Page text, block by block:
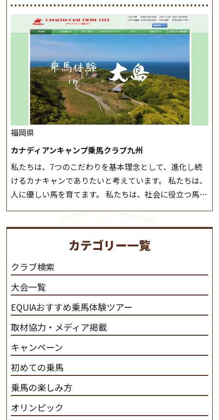
が、落雷・強風等のより、安全上急遽中止させていただ
く場合がございます。 ◆三木ホースランドパークの協議
会や講習会等により、一部レッスンが中止になる場合が
ございます。 その際、ご予約いただいている皆様には事
前にご連絡いたします。MIKIホーストレックのツアー
はこちら
方に幅広くお楽しみいただける施設を目指しています。
また、お手軽（低価格）に会員になったり自分の馬を持
つことのできる乗馬クラブでもあり、 健康や趣味、スポ
ーツ競技として、老若男女様々な方が、日々乗馬をお楽
しみいただいています。 なお、ゴールデンウィークと夏
休み期間中は無休で営業していますので、ぜひご家族で
お越しください！大山乗馬センターの紹介記事はこち
福岡県
カナディアンキャンプ乗馬クラブ九州
私たちは、7つのこだわりを基本理念として、進化し続
けるカナキャンでありたいと考えています。 私たちは、
人に優しい馬を育てます。 私たちは、社会に役立つ馬を
生産します。 私たちは、馬や人々に癒しとなる環境を守
さと魅力を追求します。 私たちは、馬の品種と血統にこ
だわります。 私たちは、乗用馬の質の向上を目指し、生
産･育成･調教を一貫して行います。カナディアンキャ
ンプ乗馬クラブ九州のツアー情報はこちら
カテゴリー一覧
クラブ検索
大会一覧
EQUIAおすすめ乗馬体験ツアー
取材協力・メディア掲載
キャンペーン
初めての乗馬
乗馬の楽しみ方
オリンピック